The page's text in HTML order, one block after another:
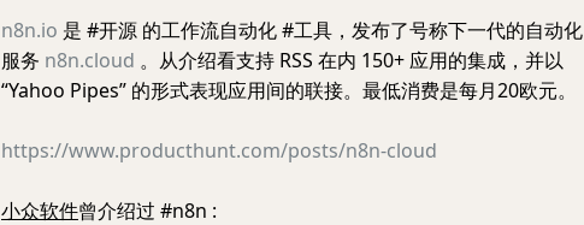
n8n.io 是 #开源 的工作流自动化 #工具，发布了号称下一代的自动化
服务 n8n.cloud 。从介绍看支持 RSS 在内 150+ 应用的集成，并以
“Yahoo Pipes” 的形式表现应用间的联接。最低消费是每月20欧元。
https://www.producthunt.com/posts/n8n-cloud
小众软件曾介绍过 #n8n :